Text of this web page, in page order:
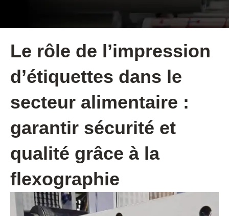
Le rôle de l’impression
d’étiquettes dans le
secteur alimentaire :
garantir sécurité et
qualité grâce à la
flexographie